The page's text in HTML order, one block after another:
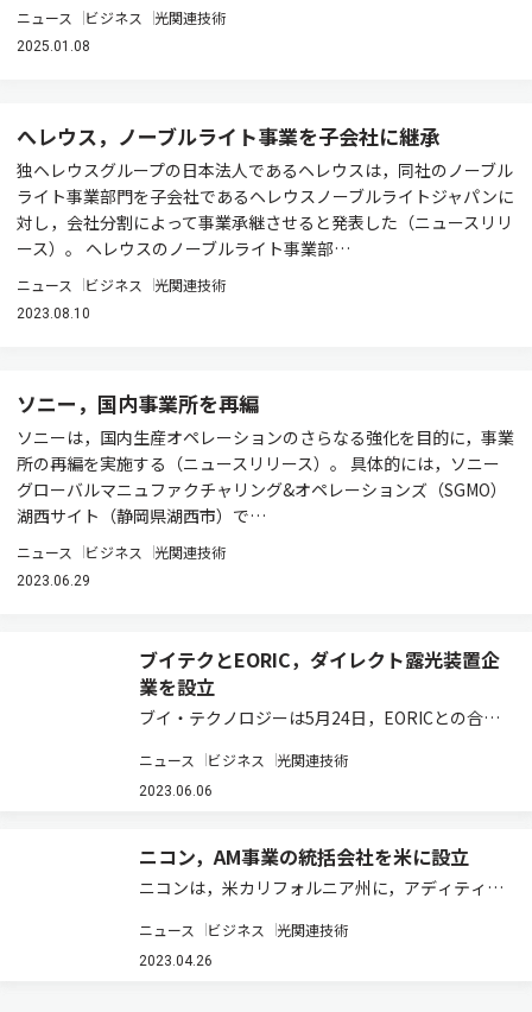
ニュース ビジネス 光関連技術
2025.01.08
へレウス，ノーブルライト事業を子会社に継承
独ヘレウスグループの日本法人であるヘレウスは，同社のノーブル
ライト事業部門を子会社であるヘレウスノーブルライトジャパンに
対し，会社分割によって事業承継させると発表した（ニュースリリ
ース）。 ヘレウスのノーブルライト事業部…
ニュース ビジネス 光関連技術
2023.08.10
ソニー，国内事業所を再編
ソニーは，国内生産オペレーションのさらなる強化を目的に，事業
所の再編を実施する（ニュースリリース）。 具体的には，ソニー
グローバルマニュファクチャリング&オペレーションズ（SGMO）
湖西サイト（静岡県湖西市）で…
ニュース ビジネス 光関連技術
2023.06.29
ブイテクとEORIC，ダイレクト露光装置企
業を設立
ブイ・テクノロジーは5月24日，EORICとの合弁
（ニュースリリース）。 EORICは，⾼精細化する
電⼦回路の撮像に対応する観察光学系，LED・ラ
ニュース ビジネス 光関連技術
2023.06.06
ニコン，AM事業の統括会社を米に設立
ニコンは，米カリフォルニア州に，アディティブ
Nikon Advanced Manufacturing, Inc.（CEO:
Hamid Zarringhalam、Co-CEO:…
ニュース ビジネス 光関連技術
2023.04.26